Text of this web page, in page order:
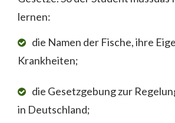
lernen:
die Namen der Fische, ihre
Krankheiten;
die Gesetzgebung zur
in Deutschland;